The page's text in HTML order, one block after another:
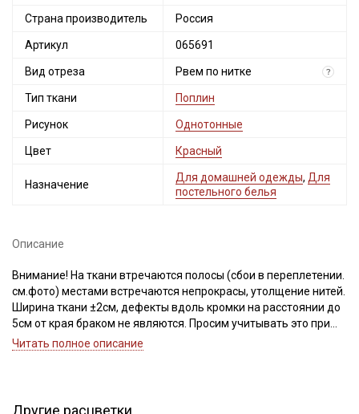
Страна производитель Россия
Артикул 065691
Вид отреза Рвем по нитке ?
Тип ткани Поплин
Рисунок Однотонные
Цвет Красный
Назначение
Для домашней одежды, Для
постельного белья
Описание
Внимание! На ткани втречаются полосы (сбои в переплетении.
см.фото) местами встречаются непрокрасы, утолщение нитей.
Ширина ткани ±2см, дефекты вдоль кромки на расстоянии до
5см от края браком не являются. Просим учитывать это при
заказе.
мелким характерным рубчиком, который получается путем
Читать полное описание